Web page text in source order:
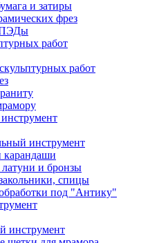
и затиры
фрез
ПЭДы
работ
работ
инструмент
карандаши
и бронзы
спицы
под "Антику"
инструмент